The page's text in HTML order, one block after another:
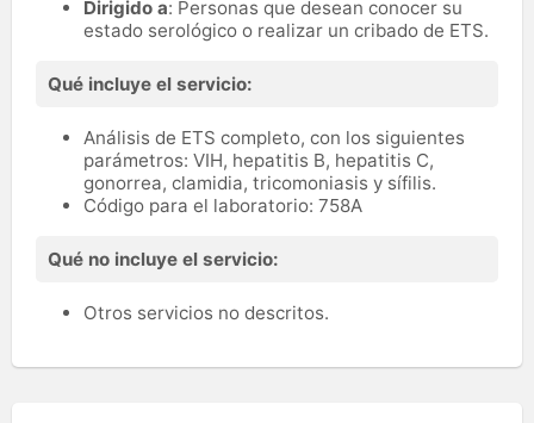
Dirigido a: Personas que desean conocer su
estado serológico o realizar un cribado de ETS.
Qué incluye el servicio:
Análisis de ETS completo, con los siguientes
parámetros: VIH, hepatitis B, hepatitis C,
gonorrea, clamidia, tricomoniasis y sífilis.
Código para el laboratorio: 758A
Qué no incluye el servicio:
Otros servicios no descritos.